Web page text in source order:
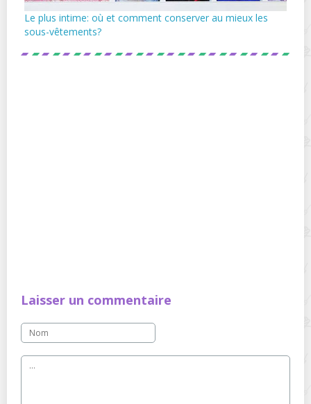
Le plus intime: où et comment conserver au mieux les
sous-vêtements?
Laisser un commentaire